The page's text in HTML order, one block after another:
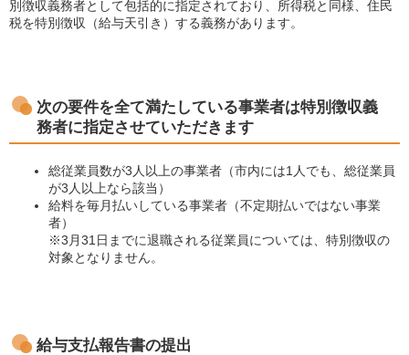
別徴収義務者として包括的に指定されており、所得税と同様、住民
税を特別徴収（給与天引き）する義務があります。
次の要件を全て満たしている事業者は特別徴収義
務者に指定させていただきます
総従業員数が3人以上の事業者（市内には1人でも、総従業員
が3人以上なら該当）
給料を毎月払いしている事業者（不定期払いではない事業
者）
※3月31日までに退職される従業員については、特別徴収の
対象となりません。
給与支払報告書の提出